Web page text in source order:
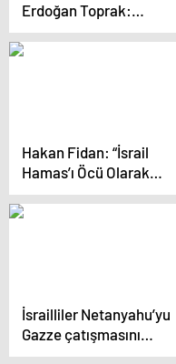
Erdoğan Toprak:
İsrail’e karşı açılan
soykırım davasına
Hakan Fidan: “İsrail
Hamas’ı Öcü Olarak
Kullanıyor”
İsrailliler Netanyahu’yu
Gazze çatışmasını
uzatmakla suçluyor